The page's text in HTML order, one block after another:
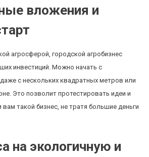
вложения и
агросферой, городской агробизнес
инвестиций. Можно начать с
с нескольких квадратных метров или
Это позволит протестировать идеи и
такой бизнес, не тратя большие деньги
на экологичную и